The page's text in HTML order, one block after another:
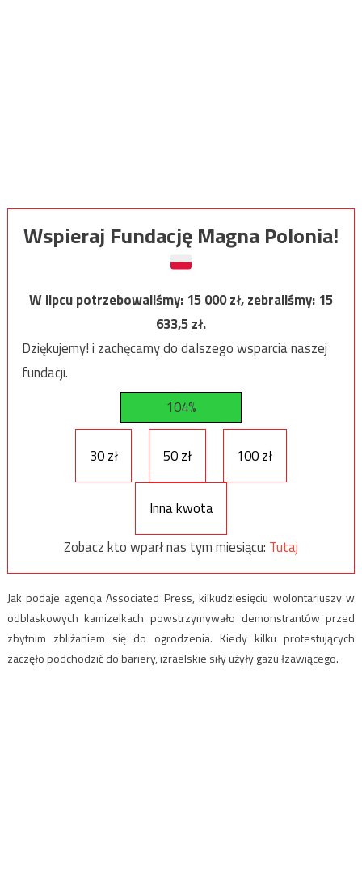
Wspieraj Fundację Magna Polonia!
W lipcu potrzebowaliśmy:15 000zł, zebraliśmy:15
633,5zł.
Dziękujemy! i zachęcamy do dalszego wsparcia naszej
fundacji.
104%
30 zł 50 zł 100 zł
Inna kwota
Zobacz kto wparł nas tym miesiącu: Tutaj
Jak podaje agencja Associated Press, kilkudziesięciu wolontariuszy w
odblaskowych kamizelkach powstrzymywało demonstrantów przed
zbytnim zbliżaniem się do ogrodzenia. Kiedy kilku protestujących
zaczęło podchodzić do bariery, izraelskie siły użyły gazu łzawiącego.